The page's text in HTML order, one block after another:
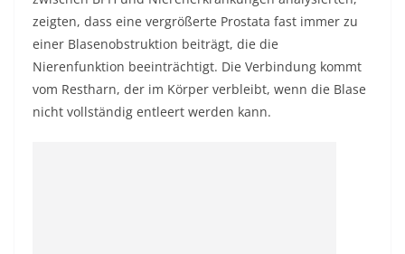
zeigten, dass eine vergrößerte Prostata fast immer zu
einer Blasenobstruktion beiträgt, die die
Nierenfunktion beeinträchtigt. Die Verbindung kommt
vom Restharn, der im Körper verbleibt, wenn die Blase
nicht vollständig entleert werden kann.